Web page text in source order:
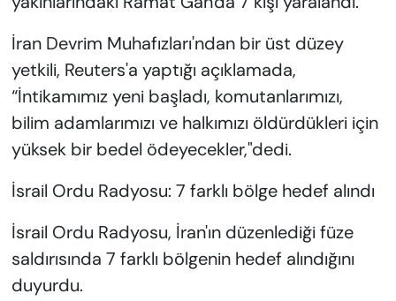
İran Devrim Muhafızları'ndan bir üst düzey
yetkili, Reuters'a yaptığı açıklamada,
“İntikamımız yeni başladı, komutanlarımızı,
bilim adamlarımızı ve halkımızı öldürdükleri için
yüksek bir bedel ödeyecekler,"dedi.
İsrail Ordu Radyosu: 7 farklı bölge hedef alındı
İsrail Ordu Radyosu, İran'ın düzenlediği füze
saldırısında 7 farklı bölgenin hedef alındığını
duyurdu.